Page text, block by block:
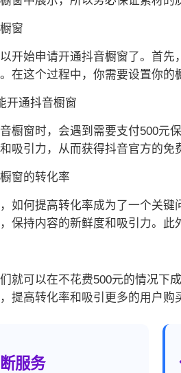
窗
开始申请开通抖音橱窗了。首
在这个过程中，你需要设置你
开通抖音橱窗
橱窗时，会遇到需要支付500元
吸引力，从而获得抖音官方的免
窗的转化率
如何提高转化率成为了一个关
保持内容的新鲜度和吸引力。
就可以在不花费500元的情况下
提高转化率和吸引更多的用户购
服务